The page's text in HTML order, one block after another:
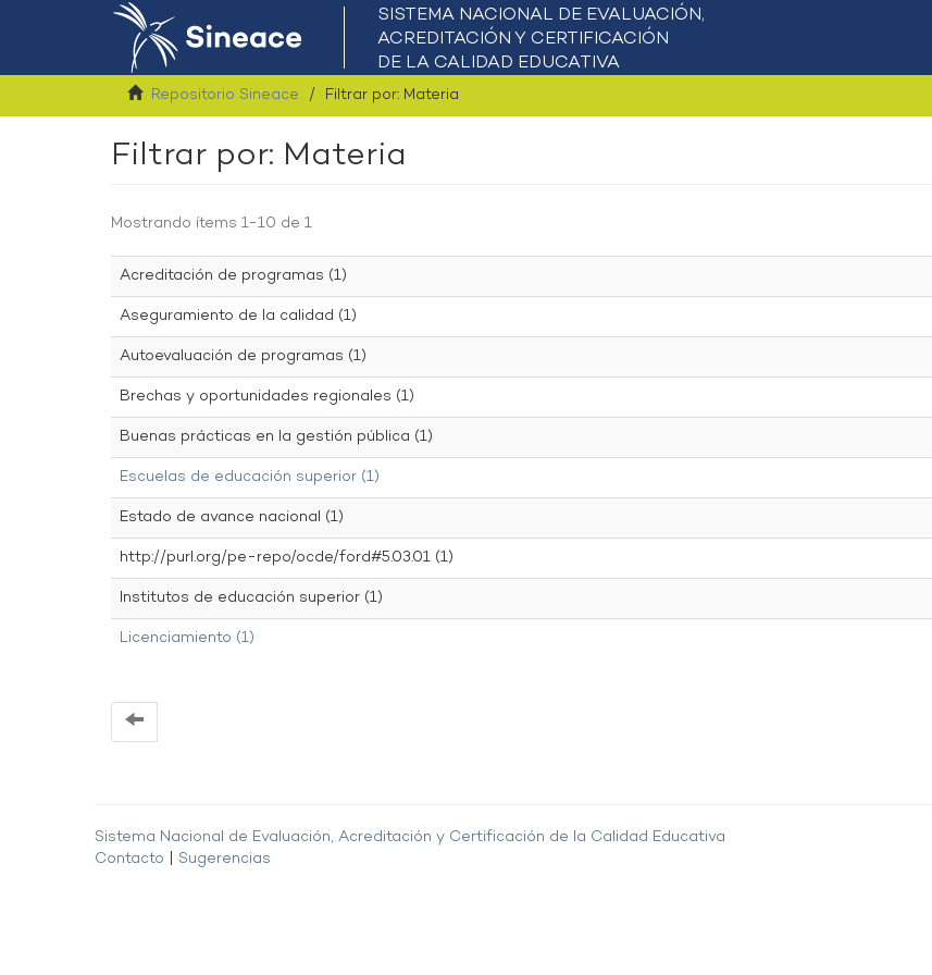
Repositorio Sineace Filtrar por: Materia
Filtrar por: Materia
Mostrando ítems 1-10 de 1
Acreditación de programas (1)
Aseguramiento de la calidad (1)
Autoevaluación de programas (1)
Brechas y oportunidades regionales (1)
Buenas prácticas en la gestión pública (1)
Escuelas de educación superior (1)
Estado de avance nacional (1)
http://purl.org/pe-repo/ocde/ford#5.03.01 (1)
Institutos de educación superior (1)
Licenciamiento (1)
Sistema Nacional de Evaluación, Acreditación y Certificación de la Calidad Educativa
Contacto
Sugerencias